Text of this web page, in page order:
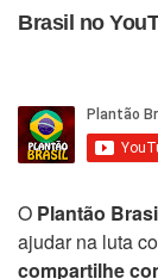
Brasil no
O Plantão
ajudar na luta
compartilhe